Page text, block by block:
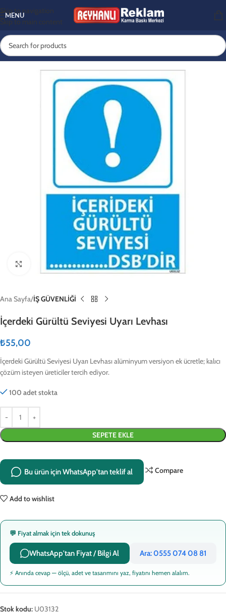
Skip to navigation
Skip to main content
MENU
Click to enlarge
Ana Sayfa İŞ GÜVENLİĞİ
İçerdeki Gürültü Seviyesi Uyarı Levhası
₺55,00
İçerdeki Gürültü Seviyesi Uyarı Levhası alüminyum versiyon ek ücretle; kalıcı
çözüm isteyen üreticiler tercih ediyor.
100 adet stokta
SEPETE EKLE
Bu ürün için WhatsApp'tan teklif al Compare
Add to wishlist
💬 Fiyat almak için tek dokunuş
WhatsApp'tan Fiyat / Bilgi Al Ara: 0555 074 08 81
⚡ Anında cevap — ölçü, adet ve tasarımını yaz, fiyatını hemen alalım.
Stok kodu: U03132